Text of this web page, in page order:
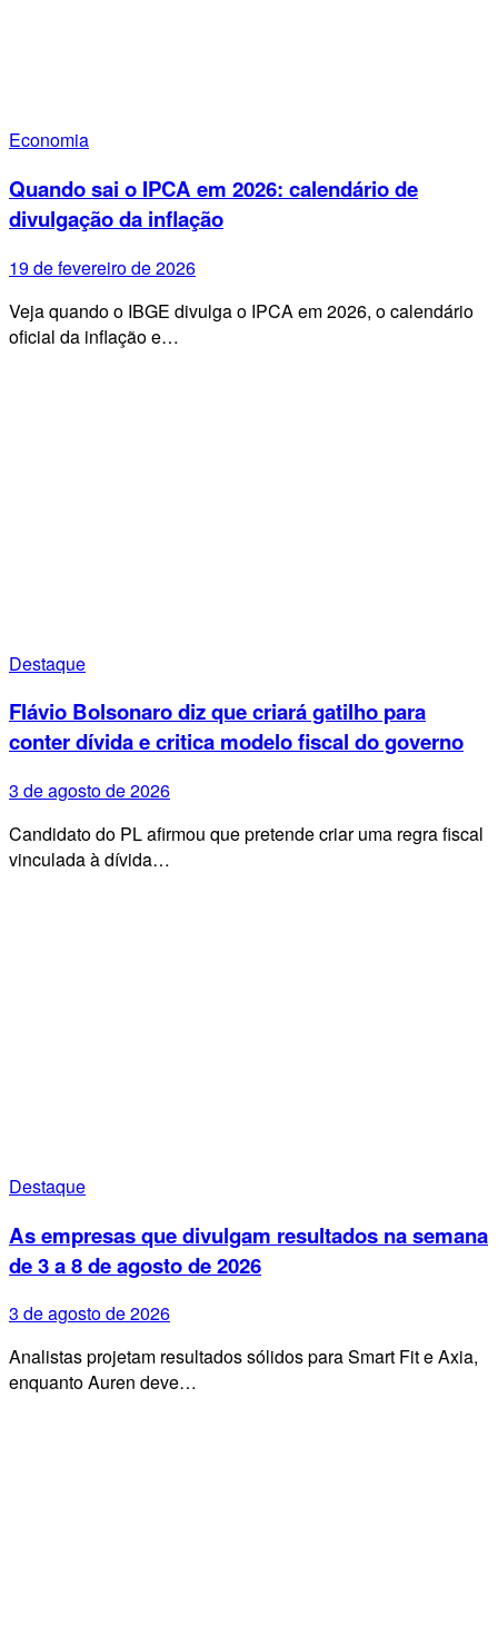
Economia
Quando sai o IPCA em 2026: calendário de
divulgação da inflação
19 de fevereiro de 2026
Veja quando o IBGE divulga o IPCA em 2026, o calendário
oficial da inflação e…
Destaque
Flávio Bolsonaro diz que criará gatilho para
conter dívida e critica modelo fiscal do governo
3 de agosto de 2026
Candidato do PL afirmou que pretende criar uma regra fiscal
vinculada à dívida…
Destaque
As empresas que divulgam resultados na semana
de 3 a 8 de agosto de 2026
3 de agosto de 2026
Analistas projetam resultados sólidos para Smart Fit e Axia,
enquanto Auren deve…